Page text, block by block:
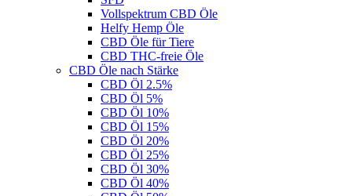
Vollspektrum CBD Öle
Helfy Hemp Öle
CBD Öle für Tiere
CBD THC-freie Öle
CBD Öle nach Stärke
CBD Öl 2.5%
CBD Öl 5%
CBD Öl 10%
CBD Öl 15%
CBD Öl 20%
CBD Öl 25%
CBD Öl 30%
CBD Öl 40%